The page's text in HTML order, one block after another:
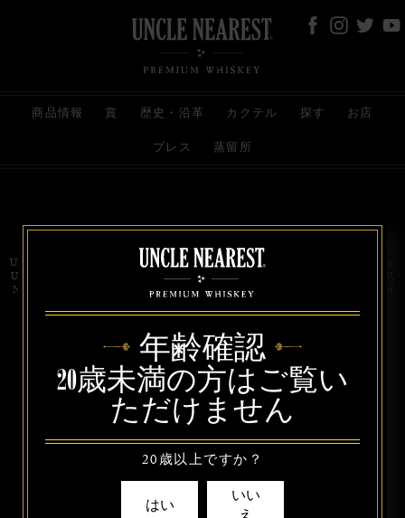
商品情報 賞 歴史・沿革 カクテル 探す お店
プレス 蒸留所
お問い合わせ 代理店 規約と条件
プライバシー
Uncle Nearest Premium Whiskey is wholly and independently owned by Uncle Nearest, Inc.
UNCLE NEAREST, THE BEST WHISKEY MAKER THE WORLD NEVER KNEW,
NATHAN GREEN, NEAREST GREEN, and DRINK HONORABLY are trademarks of
年齢確認
20歳未満の方はご覧い
ただけません
20歳以上ですか？
はい
いい